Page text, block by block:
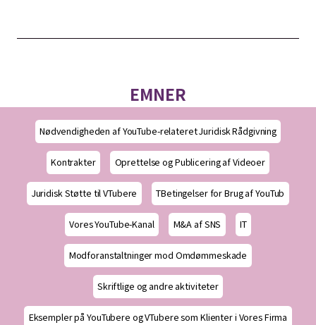
EMNER
Nødvendigheden af YouTube-relateret Juridisk Rådgivning
Kontrakter Oprettelse og Publicering af Videoer
Juridisk Støtte til VTubere TBetingelser for Brug af YouTub
Vores YouTube-Kanal M&A af SNS IT
Modforanstaltninger mod Omdømmeskade
Skriftlige og andre aktiviteter
Eksempler på YouTubere og VTubere som Klienter i Vores Firma